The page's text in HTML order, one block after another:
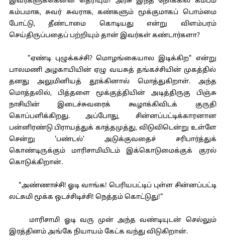
கம்பமாக, சுவர் சுவராக, கண்களும் மூக்குமாகப் பொம்மை
போட்டு, தீண்டாமை கொடியது என்று விளம்பரம்
செய்திருப்பதைப் பற்றியும் தான் இவர்கள் கண்டார்களா?
"ஏண்டி புழுக்கச்சி? மொழங்கையால இடிக்கிற" என்று
பாலமணி அழகாயியின் ஏழு வயசுத் தங்கச்சியின் முகத்தில்
தனது அலுமினியத் தூக்கினால் மொத்துகிறாள். அந்த
மொத்தலில், பித்தளை மூக்குத்தியின் அடித்திருகு பிஞ்சு
நாசியின் இடைச்சுவரைக் கூழாக்கிவிடக் குருதி
கொப்பளிக்கிறது. அப்போது, சின்னப்பட்டிக்காரனான
பன்னிரண்டு பிராயத்துக் காத்தமுத்து, விடுவிடென்று உள்ளே
சென்று 'பண்டல்' அடுக்குவதைச் சரிபார்த்துக்
கொண்டிருக்கும் மாரிசாமியிடம் இக்கொடுமைக்குக் குரல்
கொடுக்கிறான்.
"அண்ணாச்சி! ஓடி வாங்க! பெரியபட்டிப் புள்ள சின்னப்பட்டி
லட்சுமி மூக்க ஒடச்சிடிச்சி! நெத்தம் கொட்டுது!"
மாரிசாமி ஓடி வரு முன் அந்த வண்டியுடன் செல்லும்
இரத்தினம் அங்கே நியாயம் கேட்க வந்து விடுகிறான்.